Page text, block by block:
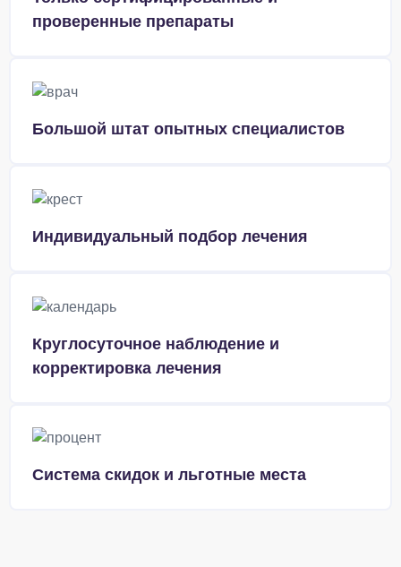
проверенные препараты
Большой штат опытных специалистов
Индивидуальный подбор лечения
Круглосуточное наблюдение и
корректировка лечения
Система скидок и льготные места